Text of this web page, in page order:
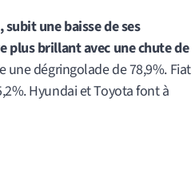
une baisse de ses
plus brillant avec une chute de
une dégringolade de 78,9%. Fiat
Hyundai et Toyota font à